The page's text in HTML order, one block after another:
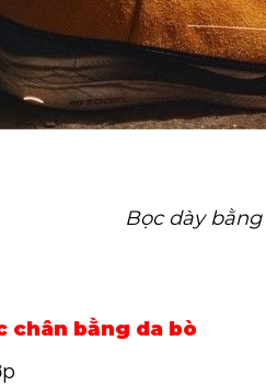
Bọc dày
chân bằng da bò